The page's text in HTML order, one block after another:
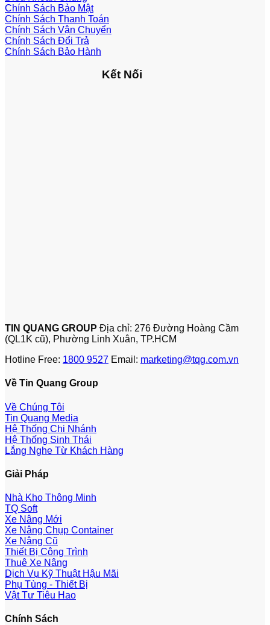
Chính Sách Bảo Mật
Chính Sách Thanh Toán
Chính Sách Vận Chuyển
Chính Sách Đổi Trả
Chính Sách Bảo Hành
Kết Nối
TIN QUANG GROUP Địa chỉ: 276 Đường Hoàng Cầm
(QL1K cũ), Phường Linh Xuân, TP.HCM
Hotline Free: 1800 9527 Email: marketing@tqg.com.vn
Về Tin Quang Group
Về Chúng Tôi
Tin Quang Media
Hệ Thống Chi Nhánh
Hệ Thống Sinh Thái
Lắng Nghe Từ Khách Hàng
Giải Pháp
Nhà Kho Thông Minh
TQ Soft
Xe Nâng Mới
Xe Nâng Chụp Container
Xe Nâng Cũ
Thiết Bị Công Trình
Thuê Xe Nâng
Dịch Vụ Kỹ Thuật Hậu Mãi
Phụ Tùng - Thiết Bị
Vật Tư Tiêu Hao
Chính Sách